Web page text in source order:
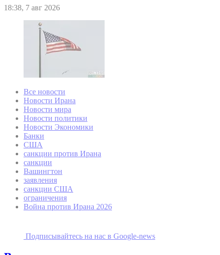
18:38, 7 авг 2026
Все новости
Новости Ирана
Новости мира
Новости политики
Новости Экономики
Банки
США
санкции против Ирана
санкции
Вашингтон
заявления
санкции США
ограничения
Война против Ирана 2026
Подписывайтесь на наc в Google-news